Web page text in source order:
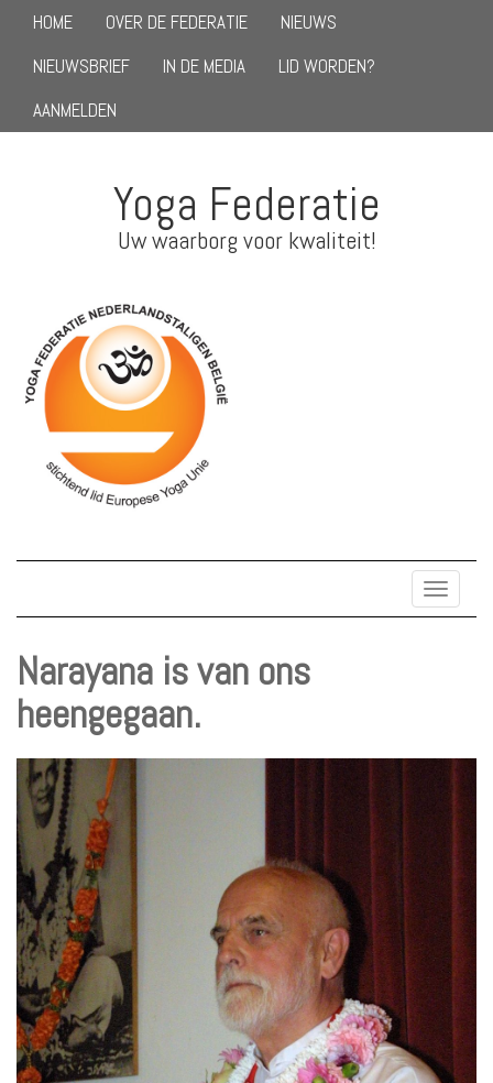
HOME OVER DE FEDERATIE
NIEUWS
NIEUWSBRIEF
IN DE MEDIA
LID WORDEN?
AANMELDEN
Yoga Federatie
Uw waarborg voor kwaliteit!
Toggle
Narayana is van ons
heengegaan.